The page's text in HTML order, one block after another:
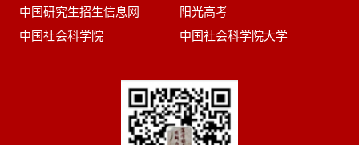
中国研究生招生信息网
阳光高考
中国社会科学院
中国社会科学院大学